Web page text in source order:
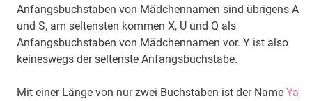
Anfangsbuchstaben von Mädchennamen sind übrigens A
und S, am seltensten kommen X, U und Q als
Anfangsbuchstaben von Mädchennamen vor. Y ist also
keineswegs der seltenste Anfangsbuchstabe.
Mit einer Länge von nur zwei Buchstaben ist der Name Ya